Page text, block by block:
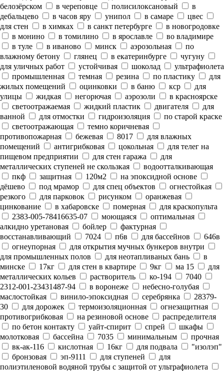
белозёрском
в череповце полисилоксановый
в
дебальцево
в часов яру унипол в самаре
цвес
для стен
в химках в санкт петербурге
в новогродовке
в монино
в томилино в ярославле
во владимире
в туле
в иваново минск аэрозольная
по
влажному бетону
глянец в екатеринбурге
чугуну
для уличных работ
устойчивая шоколад
ультрафиолета
промышленная
темная резина по пластику
для
жилых помещений
оцинковки в баню кср
для
улицы
жидкая негорючая аэрозоли
в красноярске
светоотражаемая
жидкий пластик двигателя
для
ванной
для отмостки гидроизоляция
по старой краске
светоотражающая
темно коричневая
противопожарная
бежевая 8017
для влажных
помещений
антигрибковая цокольная
для телег на
пищевом предприятии
для стен гаража
для
металлических ступеней не скользкая
водоотталкивающая
пкф
защитная 120м2
на эпоксидной основе
дёшево
под мрамор для спец объектов
огнестойкая
резкого
для парковок рисунком
оранжевая
цинкование
в хабаровске померная
для краскопульта
2383-005-78416635-07
моющаяся
оптимальная
алкидно уретановая
бойлер
фактурная
восстанавливающий
7024 п6в для бассейнов
646в
огнеупорная
для открытия мучных бункеров внутри
для промышленных полов
для неотапливаных бань
в
минске
17кг для стен в квартире 9кг ма 15
для
металлических кольев
растворитель ко-194
7040
2312-001-23431487-94
в воронеже
небесно-голубая
маслостойкая
винило-эпоксидная серебрянка
28379-
30
для дорожек термоизоляционная
огнезащитная
противогрибковая
на резиновой основе
распределителя
по бетон контакту
уайт-спирит спрей
шкафы
молотковая
бассейна 7035 минимальным
прочная
вк-ак-116
кислотная 16кг для подвала
"изолэп"
бронзовая
эп-9111 для ступеней
для
полиэтиленовой водяной трубы с защитой от ультрафиолета